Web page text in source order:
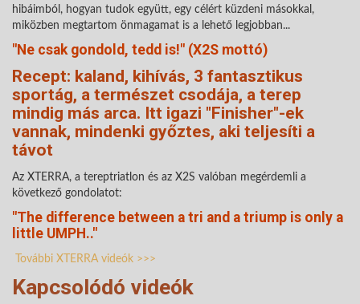
hibáimból, hogyan tudok együtt, egy célért küzdeni másokkal,
miközben megtartom önmagamat is a lehető legjobban...
"Ne csak gondold, tedd is!" (X2S mottó)
Recept: kaland, kihívás, 3 fantasztikus
sportág, a természet csodája, a terep
mindig más arca. Itt igazi "Finisher"-ek
vannak, mindenki győztes, aki teljesíti a
távot
Az XTERRA, a tereptriatlon és az X2S valóban megérdemli a
következő gondolatot:
"The difference between a tri and a triump is only a
little UMPH.."
További XTERRA videók >>>
Kapcsolódó videók